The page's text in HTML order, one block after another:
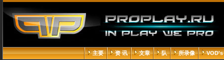
主要 资 讯 文章 队 所录像 VOD's